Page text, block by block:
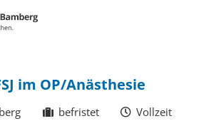
im OP/Anästhesie
befristet Vollzeit